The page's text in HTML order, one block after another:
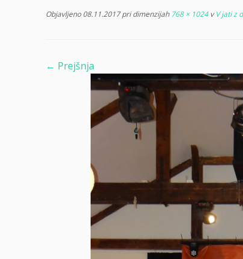
Objavljeno 08.11.2017pri dimenzijah768 × 1024vV jati z
← Prejšnja